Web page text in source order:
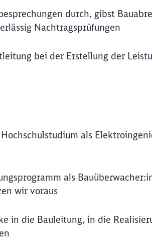
durch, gibst
Nachtragsprüfungen
bei der Erstellung der
als
als
wir voraus
in die Bauleitung, in die